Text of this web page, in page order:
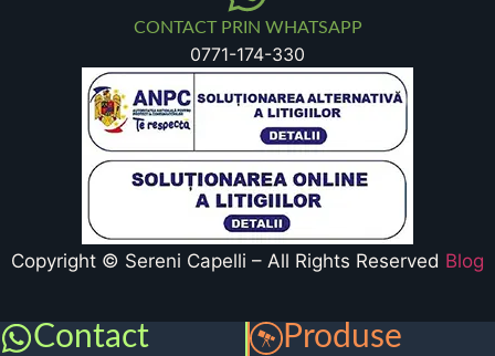
CONTACT PRIN WHATSAPP
0771-174-330
Copyright © Sereni Capelli – All Rights Reserved Blog
Contact Produse